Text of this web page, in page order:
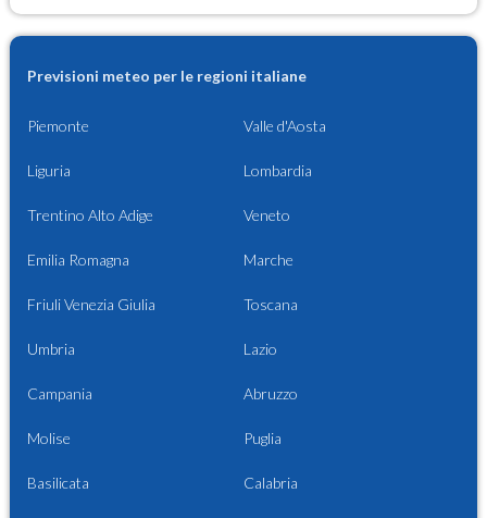
Previsioni meteo per le regioni italiane
Piemonte Valle d'Aosta
Liguria Lombardia
Trentino Alto Adige Veneto
Emilia Romagna Marche
Friuli Venezia Giulia Toscana
Umbria Lazio
Campania Abruzzo
Molise Puglia
Basilicata Calabria